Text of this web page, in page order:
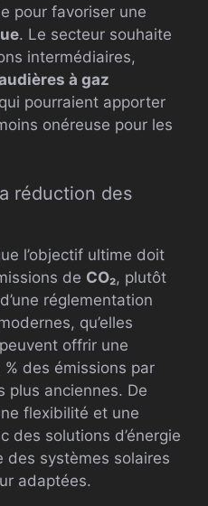
pour favoriser une
. Le secteur souhaite
intermédiaires,
à gaz
pourraient apporter
onéreuse pour les
réduction des
l’objectif ultime doit
de CO₂, plutôt
réglementation
qu’elles
offrir une
% des émissions par
plus anciennes. De
flexibilité et une
des solutions d’énergie
des systèmes solaires
adaptées.